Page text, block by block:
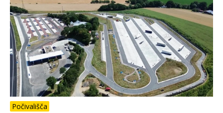
Počivališča